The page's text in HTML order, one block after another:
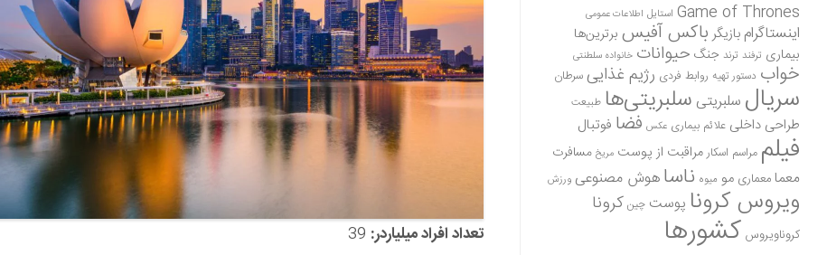
تعداد افراد میلیاردر:
Game of Thrones استایل اطلاعات عمومی
اینستاگرام بازیگر باکس آفیس برترین‌ها
بیماری ترفند ترند جنگ حیوانات خانواده سلطنتی
خواب دستور تهیه روابط فردی رژیم غذاییسرطان
سریال سلبریتی سلبریتی‌ها طبیعت
طراحی داخلی علائم بیماری عکس فضا فوتبال
فیلم مراسم اسکارمراقبت از پوست مریخ مسافرت
معمامعماری مو میوه ناساهوش مصنوعی ورزش
ویروس کرونا پوست چین کرونا
کروناویروس کشورها